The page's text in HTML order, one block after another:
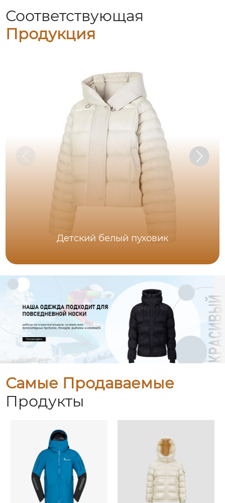
Соответствующая
Продукция
Детский белый пуховик
Самые Продаваемые
Продукты